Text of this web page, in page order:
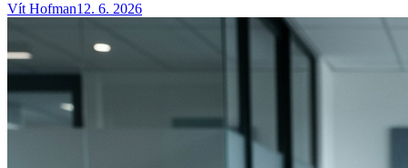
Vít Hofman12. 6. 2026